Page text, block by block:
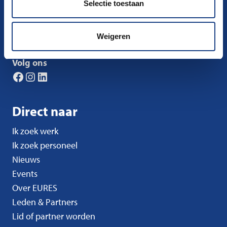
Selectie toestaan
Weigeren
Postbus 58285 1040 HG Amsterdam
Volg ons
Facebook
Instagram
LinkedIn
Direct naar
Ik zoek werk
Ik zoek personeel
Nieuws
Events
Over EURES
Leden & Partners
Lid of partner worden